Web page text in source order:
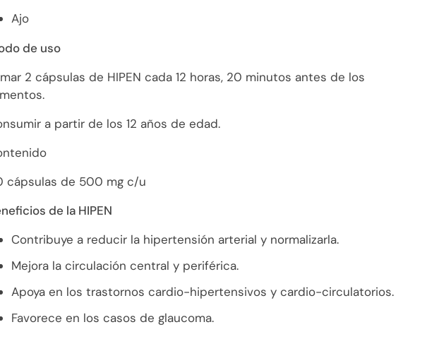
Ajo
de uso
2 cápsulas de HIPEN cada 12 horas, 20 minutos antes de los
a partir de los 12 años de edad.
cápsulas de 500 mg c/u
de la HIPEN
Contribuye a reducir la hipertensión arterial y normalizarla.
Mejora la circulación central y periférica.
Apoya en los trastornos cardio-hipertensivos y cardio-circulatorios.
Favorece en los casos de glaucoma.